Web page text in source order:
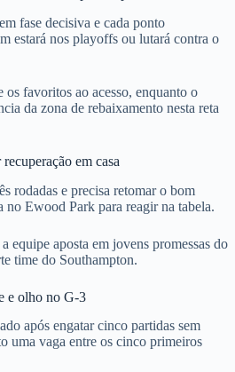
fase decisiva e cada ponto
estará nos playoffs ou lutará contra o
os favoritos ao acesso, enquanto o
da zona de rebaixamento nesta reta
em casa
rodadas e precisa retomar o bom
no Ewood Park para reagir na tabela.
equipe aposta em jovens promessas do
time do Southampton.
e olho no G-3
após engatar cinco partidas sem
uma vaga entre os cinco primeiros